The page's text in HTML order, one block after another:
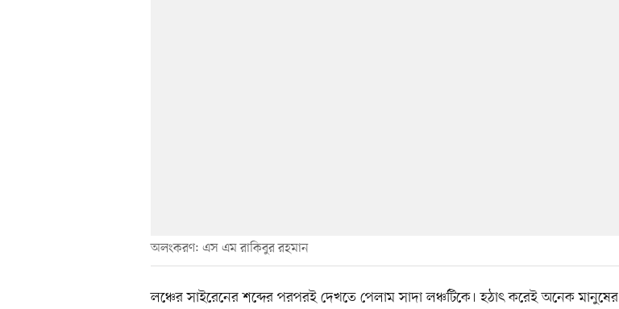
অলংকরণ: এস এম রাকিবুর রহমান
লঞ্চের সাইরেনের শব্দের পরপরই দেখতে পেলাম সাদা লঞ্চটিকে। হঠাৎ করেই অনেক মানুষের